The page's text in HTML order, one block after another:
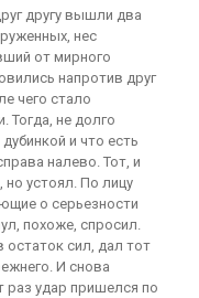
другу вышли два
нес
от мирного
напротив друг
чего стало
Тогда, не долго
и что есть
налево. Тот, и
устоял. По лицу
о серьезности
похоже, спросил.
сил, дал тот
И снова
раз удар пришелся по